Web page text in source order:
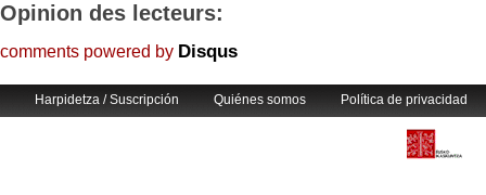
Opinion des lecteurs:
comments powered by Disqus
Harpidetza / Suscripción Quiénes somos Política de privacidad